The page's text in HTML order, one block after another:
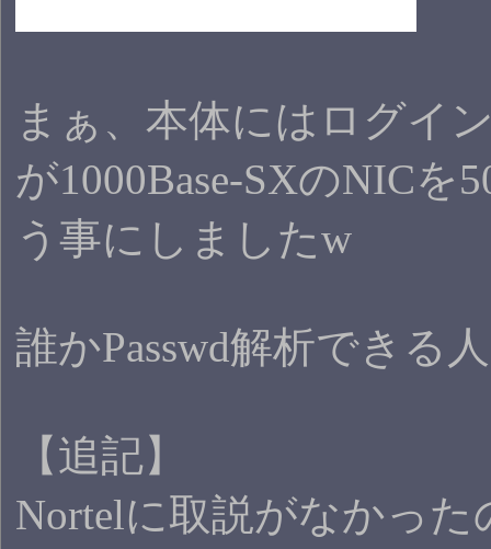
まぁ、本体にはログイ
が1000Base-SXのNICを
う事にしましたw
誰かPasswd解析できる
【追記】
Nortelに取説がなかっ